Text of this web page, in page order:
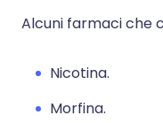
Alcuni farmaci che
Nicotina.
Morfina.